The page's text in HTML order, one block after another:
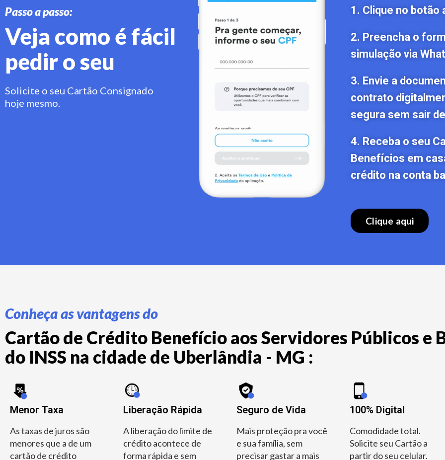
Passo a passo:
Veja como é fácil
pedir o seu
Solicite o seu Cartão Consignado
hoje mesmo.
1. Clique no botão
2. Preencha o
simulação via
3. Envie a
contrato
segura sem sair
4. Receba o seu
Benefícios em
crédito na conta
Clique aqui
Conheça as vantagens do
Cartão de Crédito Benefício aos Servidores Públicos e
do INSS na cidade de Uberlândia - MG :
Menor Taxa
As taxas de juros são
menores que a de um
cartão de crédito
Liberação Rápida
A liberação do limite de
crédito acontece de
forma rápida e sem
Seguro de Vida
Mais proteção pra você
e sua família, sem
precisar gastar a mais
100% Digital
Comodidade total.
Solicite seu Cartão a
partir do seu celular.